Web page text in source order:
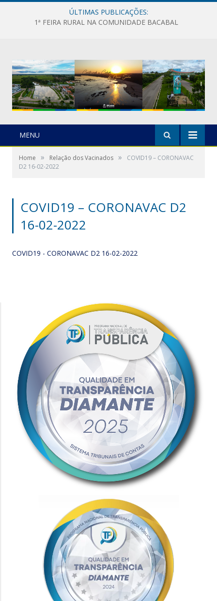
ÚLTIMAS PUBLICAÇÕES:
1ª FEIRA RURAL NA COMUNIDADE BACABAL
MENU
Home » Relação dos Vacinados »
COVID19 – CORONAVAC
D2 16-02-2022
COVID19 – CORONAVAC D2
16-02-2022
COVID19 - CORONAVAC D2 16-02-2022